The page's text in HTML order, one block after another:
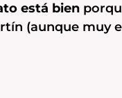
está bien
(aunque muy